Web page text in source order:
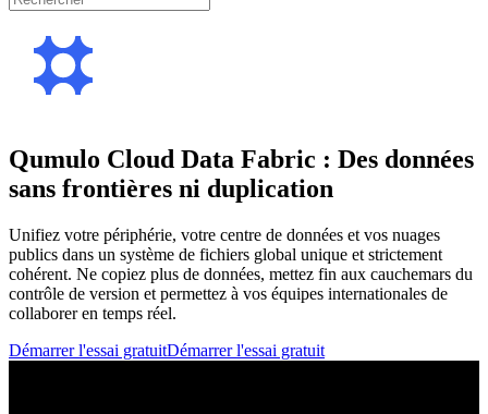
Qumulo Cloud Data Fabric : Des données
sans frontières ni duplication
Unifiez votre périphérie, votre centre de données et vos nuages
publics dans un système de fichiers global unique et strictement
cohérent. Ne copiez plus de données, mettez fin aux cauchemars du
contrôle de version et permettez à vos équipes internationales de
collaborer en temps réel.
Démarrer l'essai gratuitDémarrer l'essai gratuit